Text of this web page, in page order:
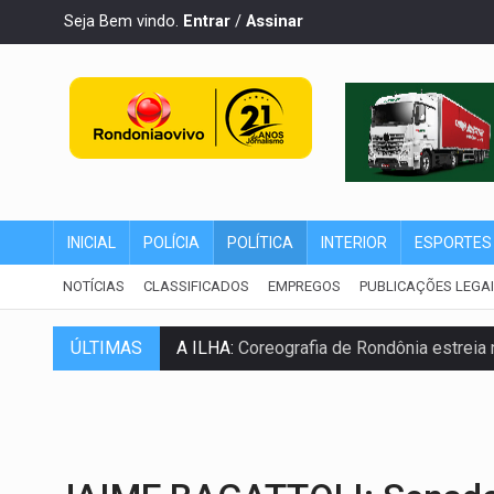
Seja Bem vindo. Entrar / Assinar
INICIAL POLÍCIA POLÍTICA INTERIOR ESPORTES
NOTÍCIAS CLASSIFICADOS EMPREGOS PUBLICAÇÕES
ÚLTIMAS
A ILHA:Coreografia de Rondônia estreia
ELEIÇÕES 2026:Sgt. Mouza esclarece
BR-364: Polícia apreende mais de uma